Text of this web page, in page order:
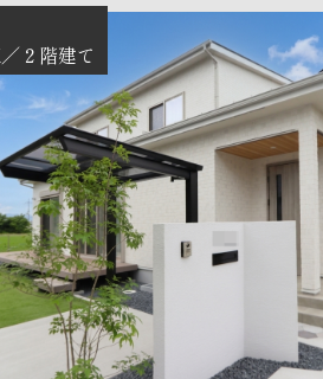
２階建て